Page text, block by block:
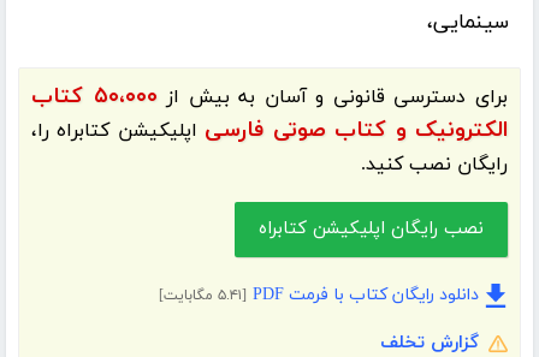
سینمایی،
برای دسترسی قانونی و آسان به بیش از
۵۰،۰۰۰ کتاب
الکترونیک و کتاب صوتی فارسی اپلیکیشنکتابراهرا،
رایگان نصب کنید.
نصب رایگان اپلیکیشن کتابراه
دانلود رایگان کتاب با فرمت PDF [۵.۴۱ مگابایت]
گزارش تخلف